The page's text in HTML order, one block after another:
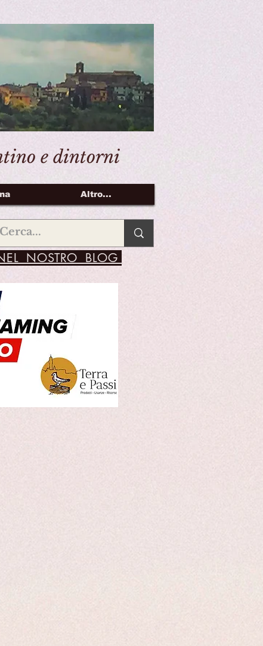
e dintorni
Altro...
NOSTRO BLOG